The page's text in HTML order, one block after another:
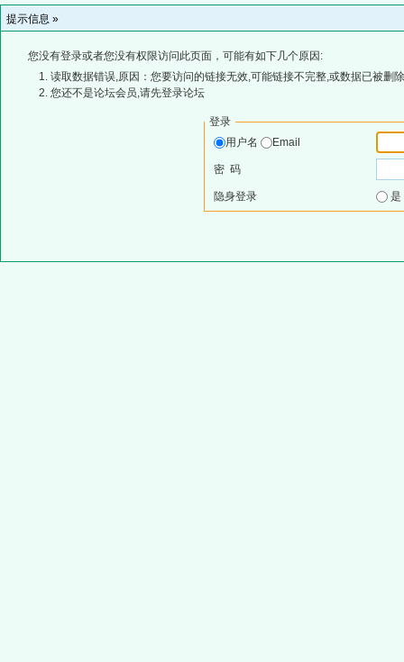
提示信息 »
您没有登录或者您没有权限访问此页面，可能有如下几个原因:
读取数据错误,原因：您要访问的链接无效,可能链接不完整,或数据已被删
您还不是论坛会员,请先登录论坛
登录
用户名
Email
密 码
隐身登录